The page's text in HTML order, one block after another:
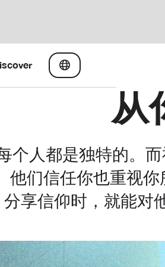
从
个人都是独特的。
他们信任你也重视
分享信仰时，就能对